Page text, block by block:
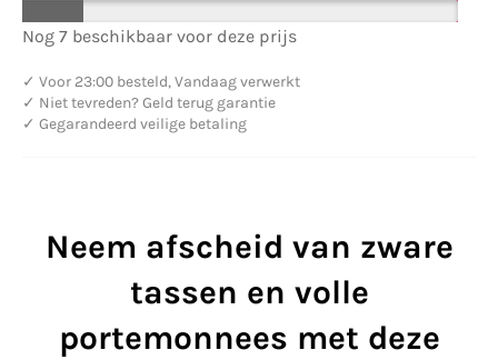
Nog 7 beschikbaar voor deze prijs
✓ Voor 23:00 besteld, Vandaag verwerkt
✓ Niet tevreden? Geld terug garantie
✓ Gegarandeerd veilige betaling
Neem afscheid van zware
tassen en volle
portemonnees met deze